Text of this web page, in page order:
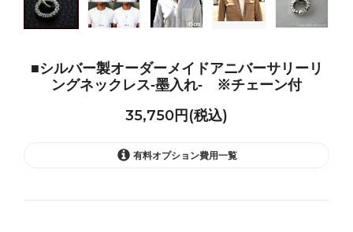
■シルバー製オーダーメイドアニバーサリーリ
ングネックレス-墨入れ- ※チェーン付
35,750円(税込)
有料オプション費用一覧